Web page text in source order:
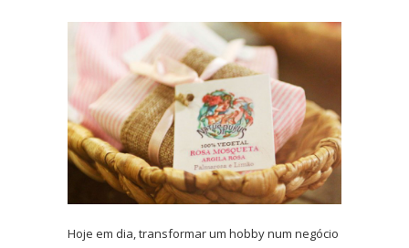
Hoje em dia, transformar um hobby num negócio